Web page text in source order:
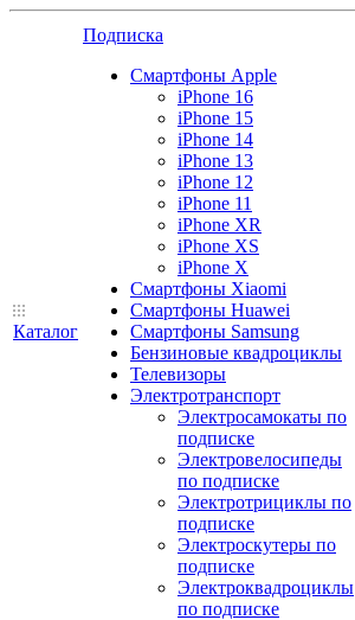
Каталог
Подписка
Смартфоны Apple
iPhone 16
iPhone 15
iPhone 14
iPhone 13
iPhone 12
iPhone 11
iPhone XR
iPhone XS
iPhone X
Смартфоны Xiaomi
Смартфоны Huawei
Смартфоны Samsung
Бензиновые квадроциклы
Телевизоры
Электротранспорт
Электросамокаты по
подписке
Электровелосипеды
по подписке
Электротрициклы по
подписке
Электроскутеры по
подписке
Электроквадроциклы
по подписке